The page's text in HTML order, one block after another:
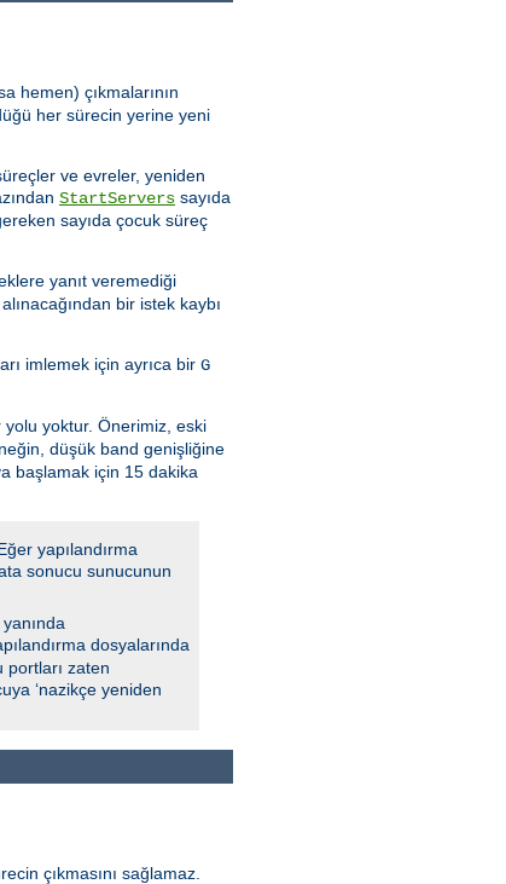
hemen) çıkmalarının
her sürecin yerine yeni
ve evreler, yeniden
StartServers sayıda
sayıda çocuk süreç
yanıt veremediği
bir istek kaybı
imlemek için ayrıca bir G
yoktur. Önerimiz, eski
düşük band genişliğine
başlamak için 15 dakika
yapılandırma
sonucu sunucunun
dosyalarında
portları zaten
‘nazikçe yeniden
çıkmasını sağlamaz.